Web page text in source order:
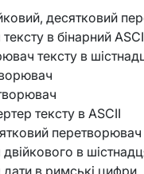
десятковий
в бінарний
тексту в
тексту в ASCII
перетворювач
в
в римські цифри